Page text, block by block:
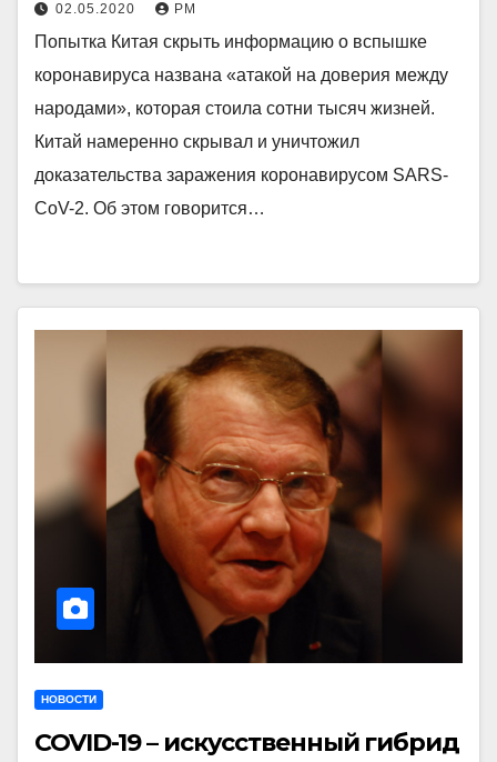
02.05.2020 РМ
Попытка Китая скрыть информацию о вспышке
коронавируса названа «атакой на доверия между
народами», которая стоила сотни тысяч жизней.
Китай намеренно скрывал и уничтожил
доказательства заражения коронавирусом SARS-
CoV-2. Об этом говорится…
НОВОСТИ
COVID-19 – искусственный гибрид